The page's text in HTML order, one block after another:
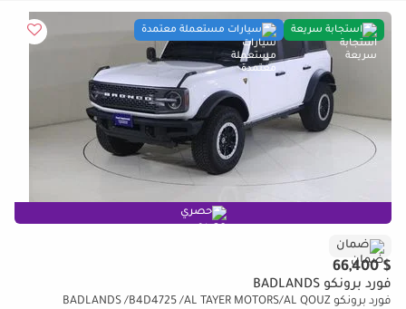
استجابة سريعة سيارات مستعملة معتمدة
حصري
ضمان
$ 66,400
فورد برونكو BADLANDS
فورد برونكو BADLANDS /B4D4725 /AL TAYER MOTORS/AL QOUZ